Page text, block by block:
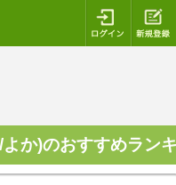
ログイ
か)のおすすめラン